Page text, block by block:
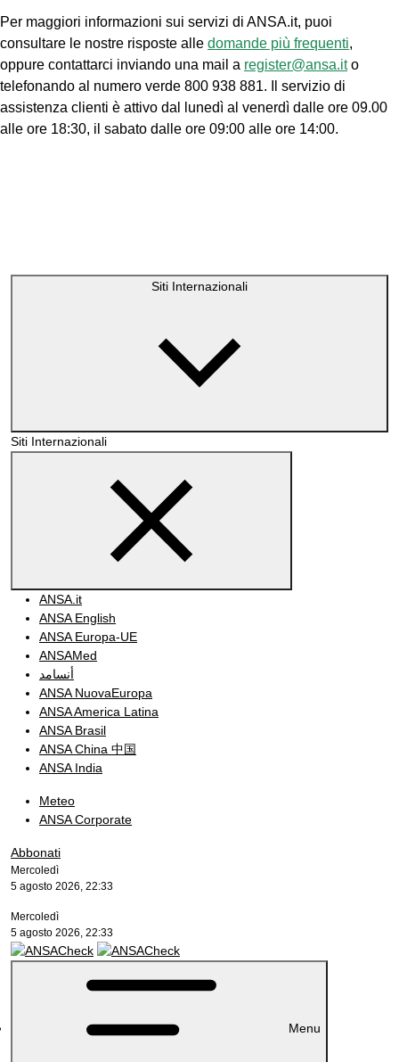
Per maggiori informazioni sui servizi di ANSA.it, puoi
consultare le nostre risposte alle domande più frequenti,
oppure contattarci inviando una mail a register@ansa.ito
telefonando al numero verde 800 938 881. Il servizio di
assistenza clienti è attivo dal lunedì al venerdì dalle ore 09.00
alle ore 18:30, il sabato dalle ore 09:00 alle ore 14:00.
Siti Internazionali
Siti Internazionali
ANSA.it
ANSA English
ANSA Europa-UE
ANSAMed
أنسامد
ANSA NuovaEuropa
ANSA America Latina
ANSA Brasil
ANSA China 中国
ANSA India
Meteo
ANSA Corporate
Abbonati
Mercoledì
5 agosto 2026, 22:33
Mercoledì
5 agosto 2026, 22:33
Menu